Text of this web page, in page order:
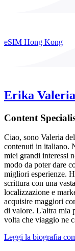
eSIM Hong Kong
Erika
Content
Ciao, sono Valeria
contenuti in italiano.
miei grandi interessi
modo da poter dare
migliori esperienze.
scrittura con una
localizzazione e
acquisire maggiori
di valore. L'altra mia
volta che viaggio ne
Leggi la biografia